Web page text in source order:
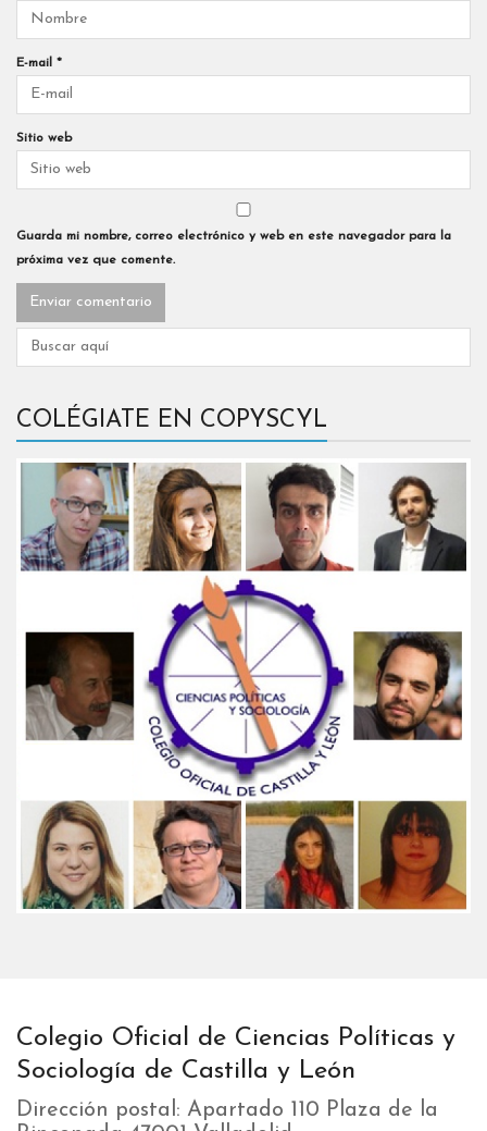
E-mail *
Sitio web
Guarda mi nombre, correo electrónico y web en este navegador para la
próxima vez que comente.
COLÉGIATE EN COPYSCYL
Colegio Oficial de Ciencias Políticas y
Sociología de Castilla y León
Dirección postal: Apartado 110 Plaza de la